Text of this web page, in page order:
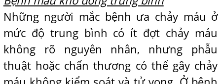
Những người mắc bệnh ưa chảy máu ở
mức độ trung bình có ít đợt chảy máu
không rõ nguyên nhân, nhưng phẫu
thuật hoặc chấn thương có thể gây chảy